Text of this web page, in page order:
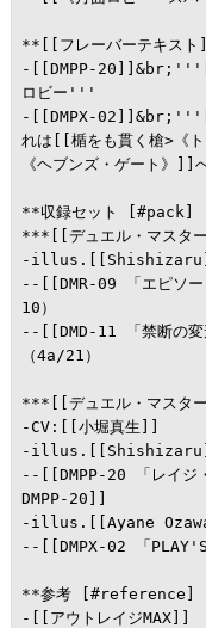
**[[フレーバーテキ
-[[DMPP-20]]&br;'''[[
ロビー'''
-[[DMPX-02]]&br;'''[[
れは[[楯をも貫く槍>《
《ヘブンズ・ゲート》
**収録セット [#pack]
***[[デュエル・マスタ
-
--[[DMR-09 「エピソー
10）
--[[DMD-11 「禁断の変
（4a/21）
***[[デュエル・マスタ
-CV:[[小堀真生]]
-
--[[DMPP-20 「レイジ
DMPP-20]]
-illus.[[Ayane
--[[DMPX-02 「PLAY'S
**参考 [#reference]
-[[アウトレイジMAX]]